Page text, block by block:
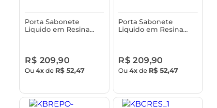
Porta Sabonete
Liquido em Resina
R$ 209,90
Ou4xde R$ 52,47
Porta Sabonete
Liquido em Resina
R$ 209,90
Ou4xde R$ 52,47